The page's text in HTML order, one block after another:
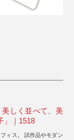
美しく並べて、美
」｜1518
ィス。 試作品やモダン